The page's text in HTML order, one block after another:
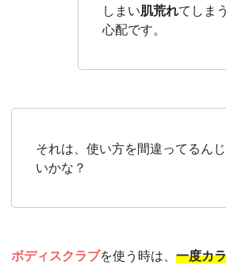
しまい肌荒れてしま
心配です。
それは、使い方を間違ってるん
いかな？
ボディスクラブを使う時は、 一度カ